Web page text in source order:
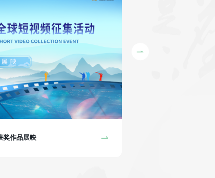
奖作品展映